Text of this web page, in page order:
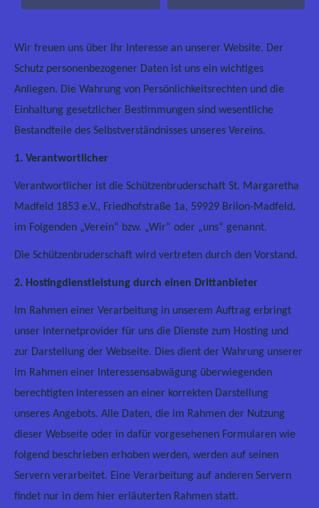
Wir freuen uns über Ihr Interesse an unserer Website. Der
Schutz personenbezogener Daten ist uns ein wichtiges
Anliegen. Die Wahrung von Persönlichkeitsrechten und die
Einhaltung gesetzlicher Bestimmungen sind wesentliche
Bestandteile des Selbstverständnisses unseres Vereins.
1. Verantwortlicher
Verantwortlicher ist die Schützenbruderschaft St. Margaretha
Madfeld 1853 e.V., Friedhofstraße 1a, 59929 Brilon-Madfeld,
im Folgenden „Verein“ bzw. „Wir“ oder „uns“ genannt.
Die Schützenbruderschaft wird vertreten durch den Vorstand.
2. Hostingdienstleistung durch einen Drittanbieter
Im Rahmen einer Verarbeitung in unserem Auftrag erbringt
unser Internetprovider für uns die Dienste zum Hosting und
zur Darstellung der Webseite. Dies dient der Wahrung unserer
im Rahmen einer Interessensabwägung überwiegenden
berechtigten Interessen an einer korrekten Darstellung
unseres Angebots. Alle Daten, die im Rahmen der Nutzung
dieser Webseite oder in dafür vorgesehenen Formularen wie
folgend beschrieben erhoben werden, werden auf seinen
Servern verarbeitet. Eine Verarbeitung auf anderen Servern
findet nur in dem hier erläuterten Rahmen statt.